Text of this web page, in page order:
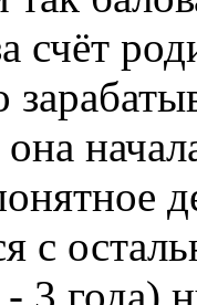
счёт
с
3 года)